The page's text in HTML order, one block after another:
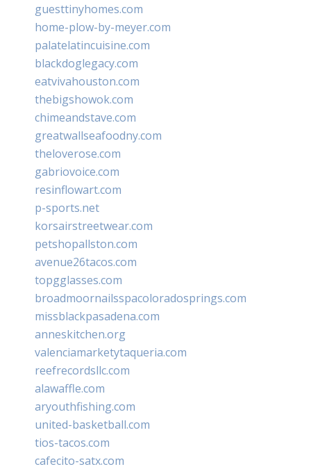
guesttinyhomes.com
home-plow-by-meyer.com
palatelatincuisine.com
blackdoglegacy.com
eatvivahouston.com
thebigshowok.com
chimeandstave.com
greatwallseafoodny.com
theloverose.com
gabriovoice.com
resinflowart.com
p-sports.net
korsairstreetwear.com
petshopallston.com
avenue26tacos.com
topgglasses.com
broadmoornailsspacoloradosprings.com
missblackpasadena.com
anneskitchen.org
valenciamarketytaqueria.com
reefrecordsllc.com
alawaffle.com
aryouthfishing.com
united-basketball.com
tios-tacos.com
cafecito-satx.com